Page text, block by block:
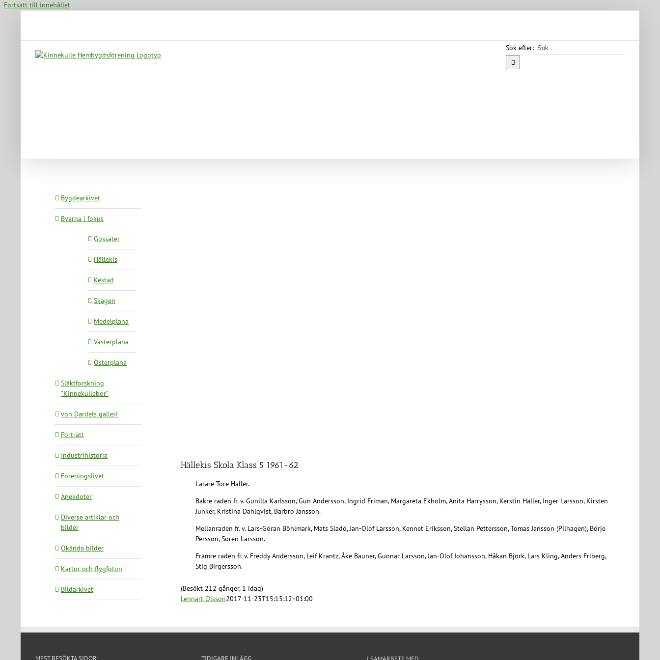
Fortsätt till innehållet
Sök efter:
Hällekis Skola Klass 5 1961-62
Lärare Tore Häller.
Bakre raden fr. v. Gunilla Karlsson, Gun Andersson, Ingrid Friman, Margareta Ekholm, Anita Harrysson, Kerstin Häller, Inger Larsson, Kirsten
Junker, Kristina Dahlqvist, Barbro Jansson.
Mellanraden fr. v. Lars-Göran Böhlmark, Mats Sladö, Jan-Olof Larsson, Kennet Eriksson, Stellan Pettersson, Tomas Jansson (Pilhagen), Börje
Persson, Sören Larsson.
Främre raden fr. v. Freddy Andersson, Leif Krantz, Åke Bauner, Gunnar Larsson, Jan-Olof Johansson, Håkan Björk, Lars Kling, Anders Friberg,
Stig Birgersson.
(Besökt 212 gånger, 1 idag)
Lennart Olsson2017-11-23T15:15:12+01:00
Bygdearkivet
Byarna i fokus
Gössäter
Hällekis
Kestad
Skagen
Medelplana
Västerplana
Österplana
Släktforskning
”Kinnekullebor”
von Dardels galleri
Porträtt
Industrihistoria
Föreningslivet
Anekdoter
Diverse artiklar och
bilder
Okända bilder
Kartor och flygfoton
Bildarkivet
MEST BESÖKTA SIDOR: TIDIGARE INLÄGG